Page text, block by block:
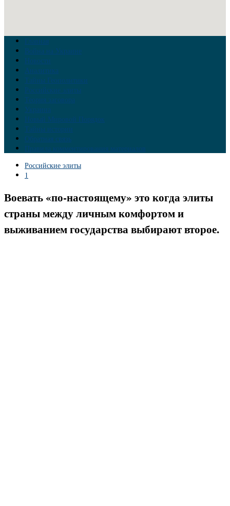
Главная
Война на Украине
Новости
Аналитика
Тайны Геополитики
Российские элиты
Теория заговора
Украина
Новый Мировой Порядок
Тайны истории
Обратная связь
Правила комментирования материалов
Российские элиты
1
Воевать «по-настоящему» это когда элиты
страны между личным комфортом и
выживанием государства выбирают второе.